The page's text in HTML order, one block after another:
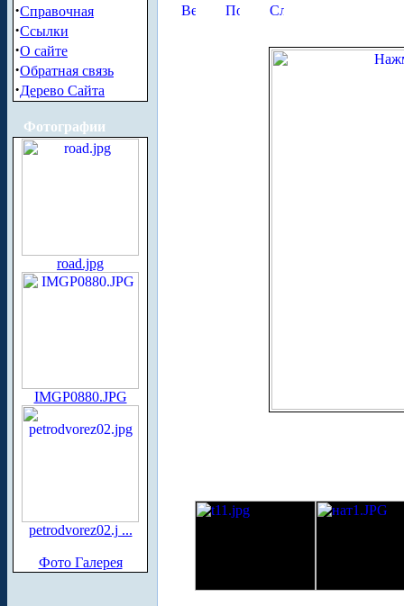
·Справочная
·Ссылки
·О сайте
·Обратная связь
·Дерево Сайта
Фотографии
road.jpg
IMGP0880.JPG
petrodvorez02.j ...
Фото Галерея